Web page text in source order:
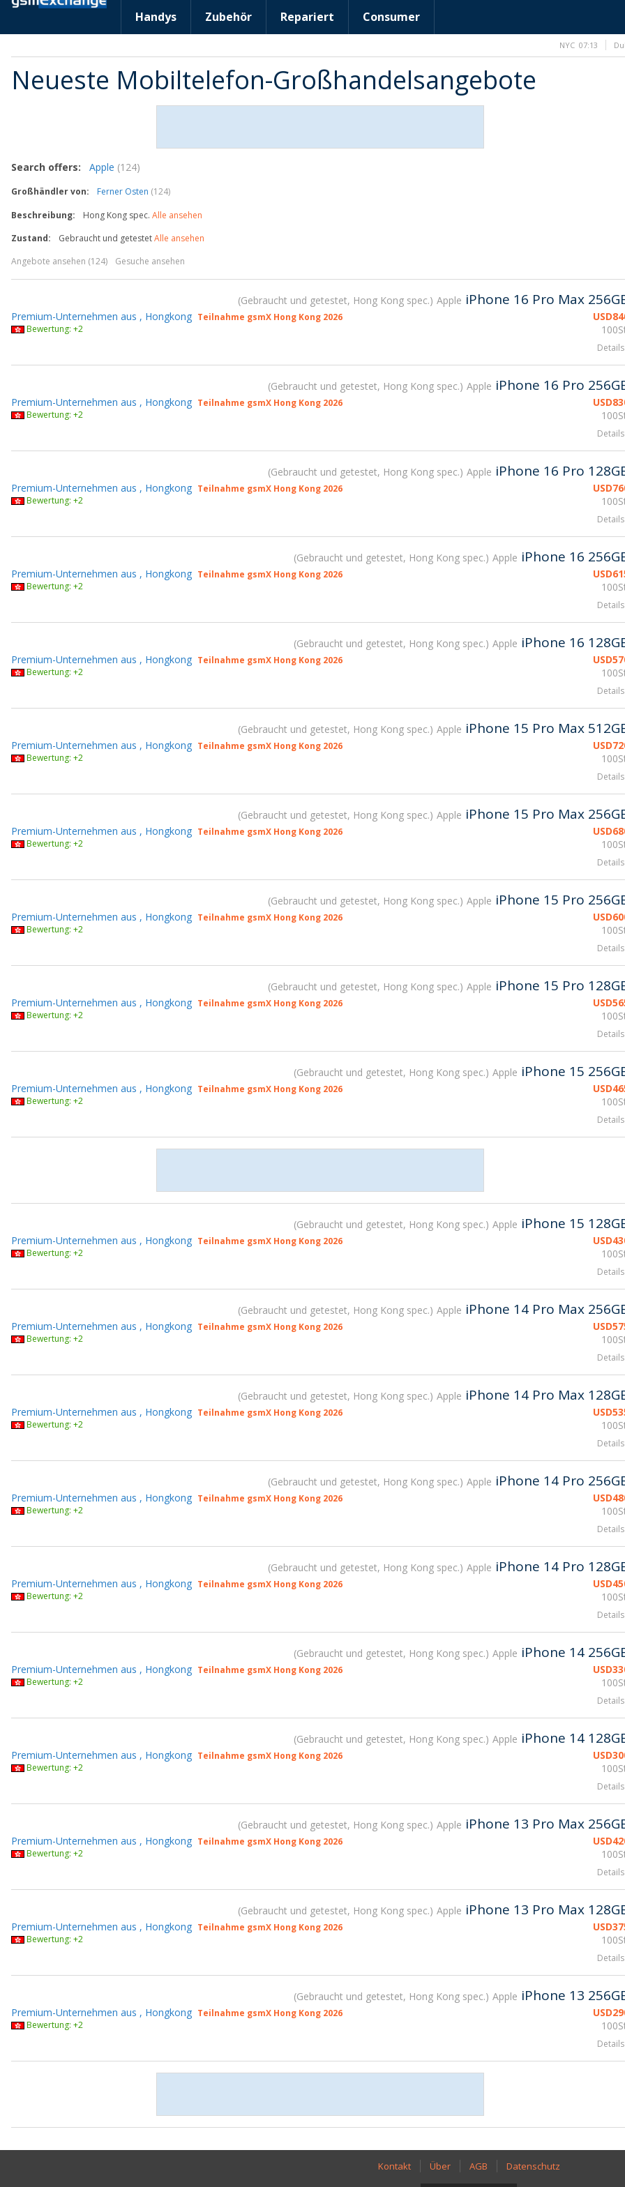
Handys Zubehör Repariert Consumer
Neueste Mobiltelefon-Großhandelsangebote
Search offers: Apple (124)
Großhändler von: Ferner Osten (124)
Beschreibung:
Hong Kong spec. Alle ansehen
Zustand:
Gebraucht und getestetAlle ansehen
Angebote ansehen (124)
Gesuche ansehen
Gebraucht und getestet, Hong Kong spec. Apple iPhone 16 Pro Max
USD
Premium-Unternehmen aus , Hongkong Teilnahme gsmX Hong Kong 2026
Bewertung: +2
Details
Gebraucht und getestet, Hong Kong spec. Apple iPhone 16 Pro
USD
Premium-Unternehmen aus , Hongkong Teilnahme gsmX Hong Kong 2026
Bewertung: +2
Details
Gebraucht und getestet, Hong Kong spec. Apple iPhone 16 Pro
USD
Premium-Unternehmen aus , Hongkong Teilnahme gsmX Hong Kong 2026
Bewertung: +2
Details
Gebraucht und getestet, Hong Kong spec. Apple iPhone 16
USD
Premium-Unternehmen aus , Hongkong Teilnahme gsmX Hong Kong 2026
Bewertung: +2
Details
Gebraucht und getestet, Hong Kong spec. Apple iPhone 16
USD
Premium-Unternehmen aus , Hongkong Teilnahme gsmX Hong Kong 2026
Bewertung: +2
Details
Gebraucht und getestet, Hong Kong spec. Apple iPhone 15 Pro Max
USD
Premium-Unternehmen aus , Hongkong Teilnahme gsmX Hong Kong 2026
Bewertung: +2
Details
Gebraucht und getestet, Hong Kong spec. Apple iPhone 15 Pro Max
USD
Premium-Unternehmen aus , Hongkong Teilnahme gsmX Hong Kong 2026
Bewertung: +2
Details
Gebraucht und getestet, Hong Kong spec. Apple iPhone 15 Pro
USD
Premium-Unternehmen aus , Hongkong Teilnahme gsmX Hong Kong 2026
Bewertung: +2
Details
Gebraucht und getestet, Hong Kong spec. Apple iPhone 15 Pro
USD
Premium-Unternehmen aus , Hongkong Teilnahme gsmX Hong Kong 2026
Bewertung: +2
Details
Gebraucht und getestet, Hong Kong spec. Apple iPhone 15
USD
Premium-Unternehmen aus , Hongkong Teilnahme gsmX Hong Kong 2026
Bewertung: +2
Details
Gebraucht und getestet, Hong Kong spec. Apple iPhone 15
USD
Premium-Unternehmen aus , Hongkong Teilnahme gsmX Hong Kong 2026
Bewertung: +2
Details
Gebraucht und getestet, Hong Kong spec. Apple iPhone 14 Pro Max
USD
Premium-Unternehmen aus , Hongkong Teilnahme gsmX Hong Kong 2026
Bewertung: +2
Details
Gebraucht und getestet, Hong Kong spec. Apple iPhone 14 Pro Max
USD
Premium-Unternehmen aus , Hongkong Teilnahme gsmX Hong Kong 2026
Bewertung: +2
Details
Gebraucht und getestet, Hong Kong spec. Apple iPhone 14 Pro
USD
Premium-Unternehmen aus , Hongkong Teilnahme gsmX Hong Kong 2026
Bewertung: +2
Details
Gebraucht und getestet, Hong Kong spec. Apple iPhone 14 Pro
USD
Premium-Unternehmen aus , Hongkong Teilnahme gsmX Hong Kong 2026
Bewertung: +2
Details
Gebraucht und getestet, Hong Kong spec. Apple iPhone 14
USD
Premium-Unternehmen aus , Hongkong Teilnahme gsmX Hong Kong 2026
Bewertung: +2
Details
Gebraucht und getestet, Hong Kong spec. Apple iPhone 14
USD
Premium-Unternehmen aus , Hongkong Teilnahme gsmX Hong Kong 2026
Bewertung: +2
Details
Gebraucht und getestet, Hong Kong spec. Apple iPhone 13 Pro Max
USD
Premium-Unternehmen aus , Hongkong Teilnahme gsmX Hong Kong 2026
Bewertung: +2
Details
Gebraucht und getestet, Hong Kong spec. Apple iPhone 13 Pro Max
USD
Premium-Unternehmen aus , Hongkong Teilnahme gsmX Hong Kong 2026
Bewertung: +2
Details
Gebraucht und getestet, Hong Kong spec. Apple iPhone 13
USD
Premium-Unternehmen aus , Hongkong Teilnahme gsmX Hong Kong 2026
Bewertung: +2
Details
Kontakt Über AGB Datenschutz
NYC 07:13